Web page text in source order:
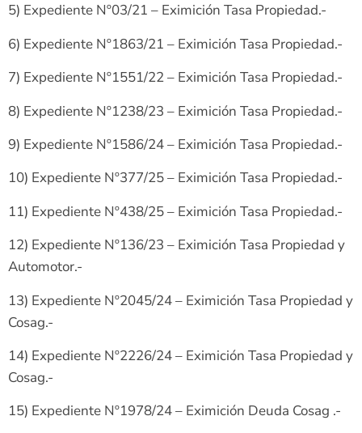
5) Expediente Nº03/21 – Eximición Tasa Propiedad.-
6) Expediente Nº1863/21 – Eximición Tasa Propiedad.-
7) Expediente Nº1551/22 – Eximición Tasa Propiedad.-
8) Expediente Nº1238/23 – Eximición Tasa Propiedad.-
9) Expediente Nº1586/24 – Eximición Tasa Propiedad.-
10) Expediente Nº377/25 – Eximición Tasa Propiedad.-
11) Expediente Nº438/25 – Eximición Tasa Propiedad.-
12) Expediente Nº136/23 – Eximición Tasa Propiedad y
Automotor.-
13) Expediente Nº2045/24 – Eximición Tasa Propiedad y
Cosag.-
14) Expediente Nº2226/24 – Eximición Tasa Propiedad y
Cosag.-
15) Expediente Nº1978/24 – Eximición Deuda Cosag .-